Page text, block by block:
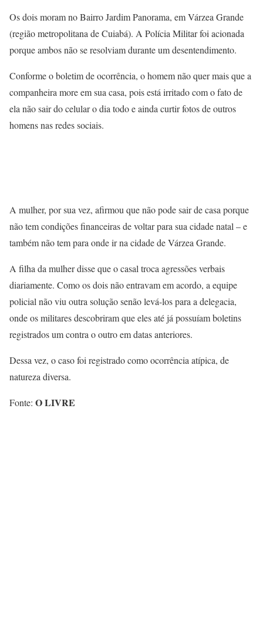
Os dois moram no Bairro Jardim Panorama, em Várzea Grande
(região metropolitana de Cuiabá). A Polícia Militar foi acionada
porque ambos não se resolviam durante um desentendimento.
Conforme o boletim de ocorrência, o homem não quer mais que a
companheira more em sua casa, pois está irritado com o fato de
ela não sair do celular o dia todo e ainda curtir fotos de outros
homens nas redes sociais.
A mulher, por sua vez, afirmou que não pode sair de casa porque
não tem condições financeiras de voltar para sua cidade natal – e
também não tem para onde ir na cidade de Várzea Grande.
A filha da mulher disse que o casal troca agressões verbais
diariamente. Como os dois não entravam em acordo, a equipe
policial não viu outra solução senão levá-los para a delegacia,
onde os militares descobriram que eles até já possuíam boletins
registrados um contra o outro em datas anteriores.
Dessa vez, o caso foi registrado como ocorrência atípica, de
natureza diversa.
Fonte: O LIVRE